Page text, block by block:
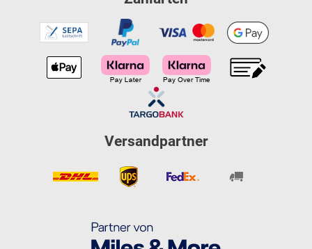
Versandpartner